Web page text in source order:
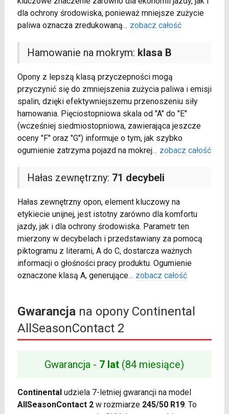
dla ochrony środowiska, ponieważ mniejsze zużycie
paliwa oznacza zredukowaną... zobacz całość
Hamowanie na mokrym: klasa B
Opony z lepszą klasą przyczepności mogą
przyczynić się do zmniejszenia zużycia paliwa i emisji
spalin, dzięki efektywniejszemu przenoszeniu siły
hamowania. Pięciostopniowa skala od "A" do "E"
(wcześniej siedmiostopniowa, zawierająca jeszcze
oceny "F" oraz "G") informuje o tym, jak szybko
ogumienie zatrzyma pojazd na mokrej... zobacz całość
Hałas zewnętrzny: 71 decybeli
Hałas zewnętrzny opon, element kluczowy na
etykiecie unijnej, jest istotny zarówno dla komfortu
jazdy, jak i dla ochrony środowiska. Parametr ten
mierzony w decybelach i przedstawiany za pomocą
piktogramu z literami, A do C, dostarcza ważnych
informacji o głośności pracy produktu. Ogumienie
oznaczone klasą A, generujące... zobacz całość
Gwarancjana opony Continental
AllSeasonContact 2
Gwarancja - 7 lat (84 miesiące)
Continental udziela 7-letniej gwarancji na model
AllSeasonContact 2w rozmiarze 245/50 R19. To